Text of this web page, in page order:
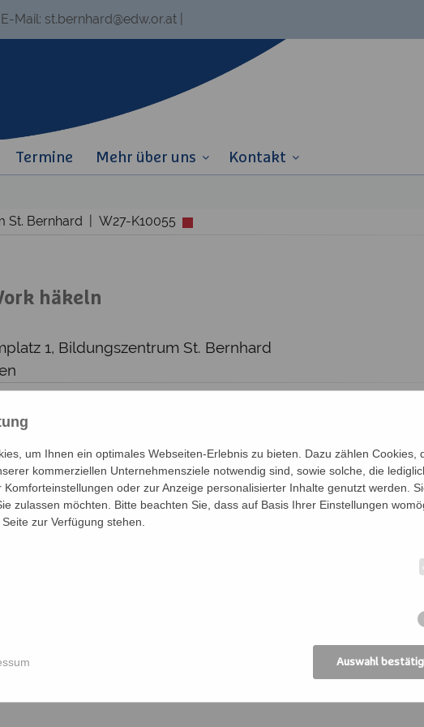
E-Mail: st.bernhard@edw.or.at
Termine Mehr über uns Kontakt
St. Bernhard | W27-K10055
häkeln
1, Bildungszentrum St. Bernhard
St. Bernhard,st.bernhard@edw.or.at
Freitag im Monat zum gemeinsamen Häkeln.
Partner:innen zur Verfügung gestellt. Sie können aber
und 3. Freitag im Monat ab 15.00 Uhr
um Ihnen ein optimales Webseiten-Erlebnis zu bieten. Dazu zählen Cookies,
kommerziellen Unternehmensziele notwendig sind, sowie solche, die
Komforteinstellungen oder zur Anzeige personalisierter Inhalte genutzt werden.
zulassen möchten. Bitte beachten Sie, dass auf Basis Ihrer Einstellungen
zur Verfügung stehen.
Auswahl